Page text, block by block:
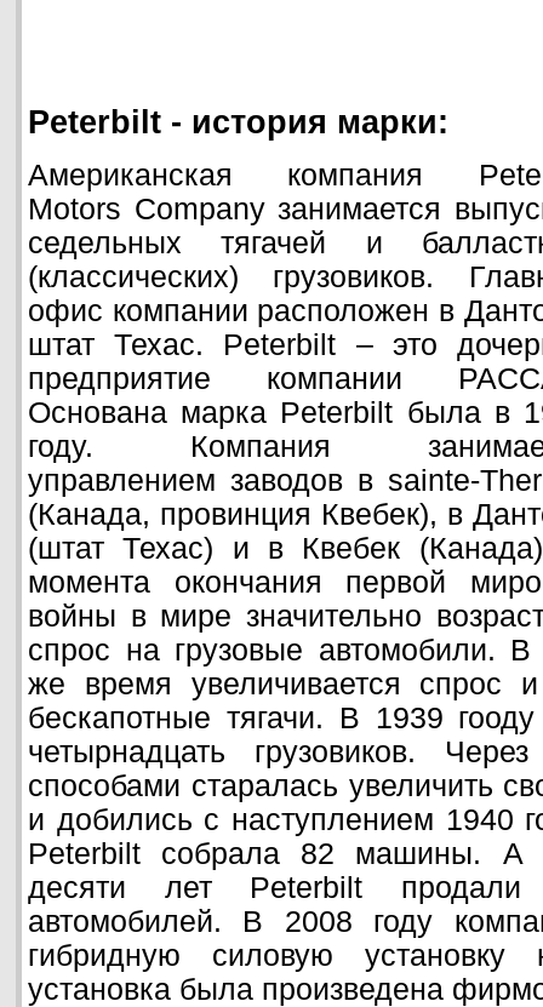
Peterbilt - история марки:
Американская компания
Motors Company занимается
седельных тягачей и
(классических) грузовиков.
офис компании расположен в
штат Техас. Peterbilt – это
предприятие компании
Основана марка Peterbilt была в
году. Компания
управлением заводов в sainte-
(Канада, провинция Квебек), в
(штат Техас) и в Квебек
момента окончания первой
войны в мире значительно
спрос на грузовые автомобили. В
же время увеличивается спрос
бескапотные тягачи. В 1939
четырнадцать грузовиков.
способами старалась увеличить
и добились с наступлением 1940
Peterbilt собрала 82 машины. А
десяти лет Peterbilt
автомобилей. В 2008 году
гибридную силовую
установка была произведена